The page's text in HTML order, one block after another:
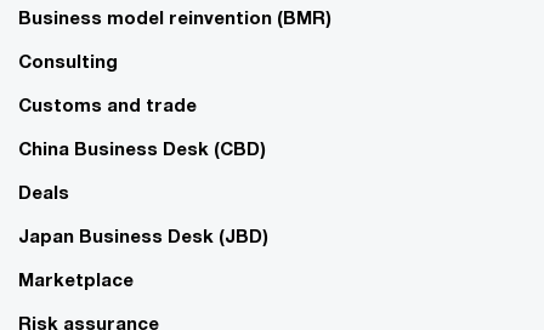
Business model reinvention (BMR)
Consulting
Customs and trade
China Business Desk (CBD)
Deals
Japan Business Desk (JBD)
Marketplace
Risk assurance